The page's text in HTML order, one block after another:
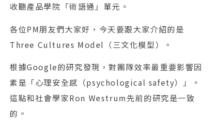
收聽產品學院「術語通」單元。
各位PM朋友們大家好，今天要跟大家介紹的是
Three Cultures Model（三文化模型）。
根據Google的研究發現，對團隊效率最重要影響因
素是「心理安全感（psychological safety）」。
這點和社會學家Ron Westrum先前的研究是一致
的。